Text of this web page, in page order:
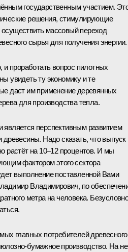
государственным участием.
решения, стимулирующие
массовый переход
сырья для получения энергии.
и проработать вопрос пилотных
увидеть ту экономику и те
даст им применение деревянных
для производства тепла.
является перспективным развитием
древесины. Надо сказать, что выпуск
растёт на 10–12 процентов. И мы
фактором этого сектора
выполнение поставленной Вами
Владимирович, по
метра на человека.
главных потребителей древесного
бумажное производство. На